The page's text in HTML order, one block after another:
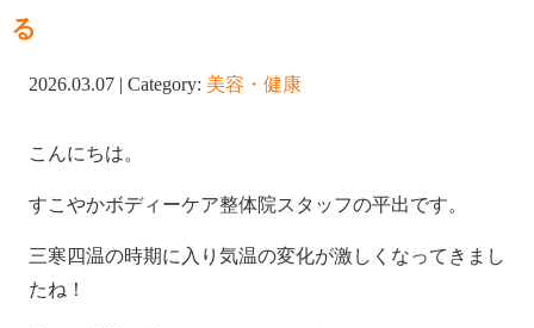
る
2026.03.07 | Category: 美容・健康
こんにちは。
すこやかボディーケア整体院スタッフの平出です。
三寒四温の時期に入り気温の変化が激しくなってきまし
たね！